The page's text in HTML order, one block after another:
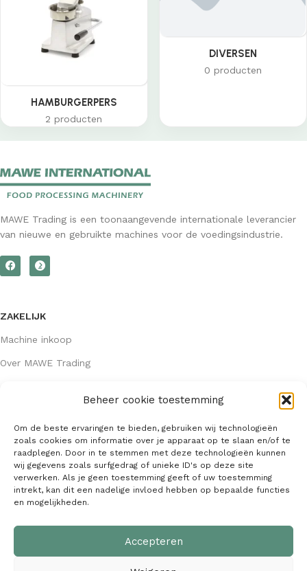
Beheer cookie toestemming
Om de beste ervaringen te bieden, gebruiken wij technologieën
zoals cookies om informatie over je apparaat op te slaan en/of te
raadplegen. Door in te stemmen met deze technologieën kunnen
wij gegevens zoals surfgedrag of unieke ID's op deze site
verwerken. Als je geen toestemming geeft of uw toestemming
intrekt, kan dit een nadelige invloed hebben op bepaalde functies
en mogelijkheden.
Accepteren
HAMBURGERPERS
2 producten
DIVERSEN
0 producten
MAWE Trading is een toonaangevende internationale leverancier
van nieuwe en gebruikte machines voor de voedingsindustrie.
ZAKELIJK
Machine inkoop
Over MAWE Trading
Algemene voorwaarden
KVK: 64407667
info@mawetrading.nl
+31 6 53 270 335
| Webdesign: